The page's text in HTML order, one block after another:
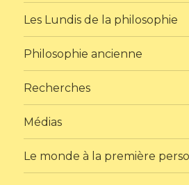
Les Lundis de la philosophie
Philosophie ancienne
Recherches
Médias
Le monde à la première